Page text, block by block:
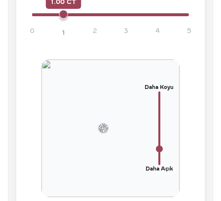
1.00 CT
0 1 2 3 4 5
Daha Koyu
Daha Açık